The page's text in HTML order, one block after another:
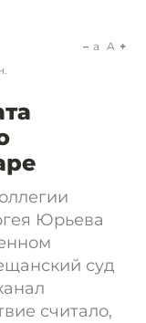
a A
Юрьева
суд
считало,